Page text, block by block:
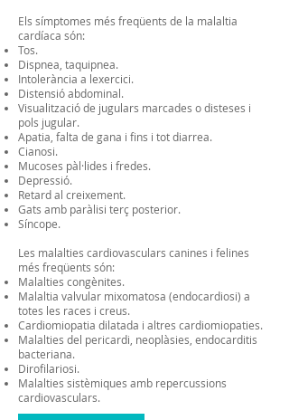
Els símptomes més freqüents de la malaltia
cardíaca són:
Tos.
Dispnea, taquipnea.
Intolerància a lexercici.
Distensió abdominal.
Visualització de jugulars marcades o disteses i
pols jugular.
Apatia, falta de gana i fins i tot diarrea.
Cianosi.
Mucoses pàl·lides i fredes.
Depressió.
Retard al creixement.
Gats amb paràlisi terç posterior.
Síncope.
Les malalties cardiovasculars canines i felines
més freqüents són:
Malalties congènites.
Malaltia valvular mixomatosa (endocardiosi) a
totes les races i creus.
Cardiomiopatia dilatada i altres cardiomiopaties.
Malalties del pericardi, neoplàsies, endocarditis
bacteriana.
Dirofilariosi.
Malalties sistèmiques amb repercussions
cardiovasculars.